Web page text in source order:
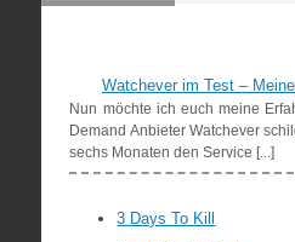
Watchever im Test –
Nun möchte ich euch meine
Demand Anbieter Watchever
sechs Monaten den Service [...]
3 Days To Kill